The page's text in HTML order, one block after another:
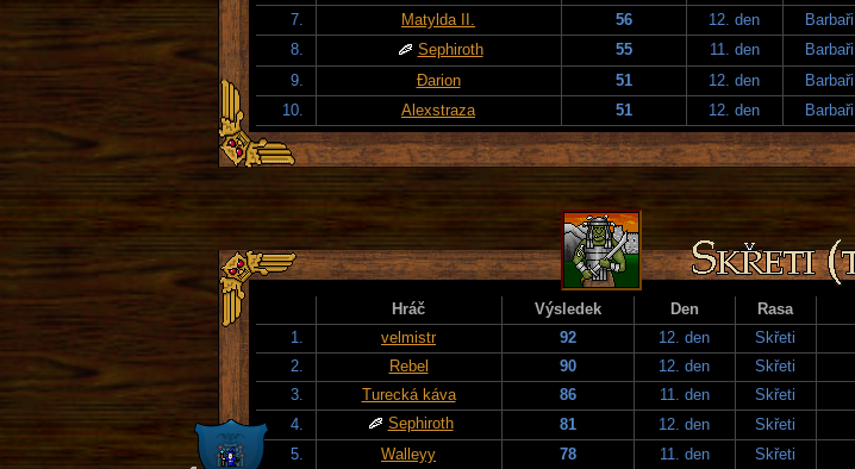
7.
Matylda II. 56 12. den Barbaři
8.
Sephiroth 55 11. den Barbaři
9.
Đarion 51 12. den Barbaři
10.
Alexstraza 51 12. den Barbaři
Hráč Výsledek Den Rasa
1.
velmistr 92 12. den Skřeti
2.
Rebel 90 12. den Skřeti
3.
Turecká káva 86 11. den Skřeti
4.
Sephiroth 81 12. den Skřeti
5.
Walleyy 78 11. den Skřeti